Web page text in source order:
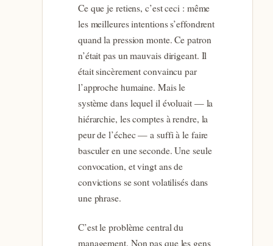
Ce que je retiens, c’est ceci : même
les meilleures intentions s’effondrent
quand la pression monte. Ce patron
n’était pas un mauvais dirigeant. Il
était sincèrement convaincu par
l’approche humaine. Mais le
système dans lequel il évoluait — la
hiérarchie, les comptes à rendre, la
peur de l’échec — a suffi à le faire
basculer en une seconde. Une seule
convocation, et vingt ans de
convictions se sont volatilisés dans
une phrase.
C’est le problème central du
management. Non pas que les gens